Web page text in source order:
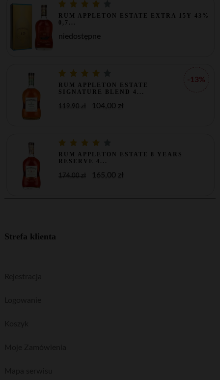
RUM APPLETON ESTATE EXTRA 15Y 43%
0,7...
niedostępne
-13%
RUM APPLETON ESTATE
SIGNATURE BLEND 4...
119,90 zł 104,00 zł
RUM APPLETON ESTATE 8 YEARS
RESERVE 4...
174,00 zł 165,00 zł
Strefa klienta